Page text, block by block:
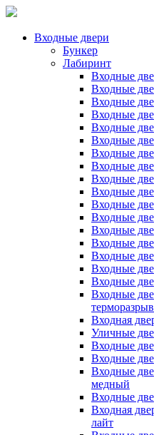
Входные двери
Бункер
Лабиринт
Входные
Входные
Входные
Входные
Входные
Входные
Входные
Входные
Входные
Входные
Входные
Входные
Входные
Входные
Входные
Входные
Входные
Входные
Входная
Уличные
Входные
Входные
Входные
медный
Входные
Входная
лайт